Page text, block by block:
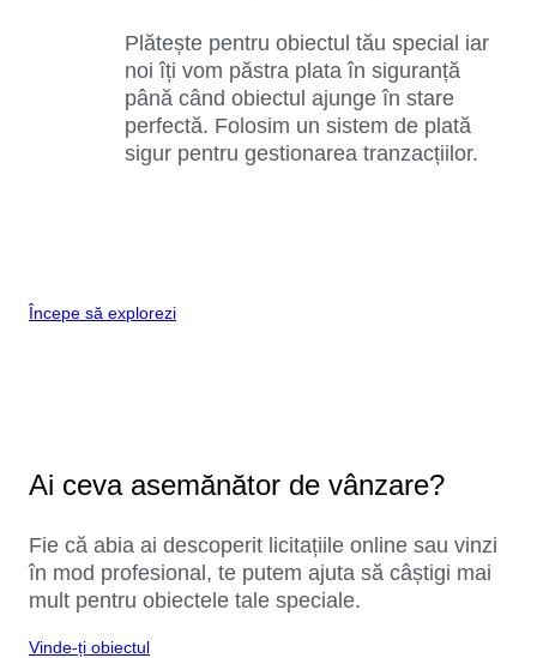
Plătește pentru obiectul tău special iar
noi îți vom păstra plata în siguranță
până când obiectul ajunge în stare
perfectă. Folosim un sistem de plată
sigur pentru gestionarea tranzacțiilor.
Începe să explorezi
Ai ceva asemănător de vânzare?
Fie că abia ai descoperit licitațiile online sau vinzi
în mod profesional, te putem ajuta să câștigi mai
mult pentru obiectele tale speciale.
Vinde-ți obiectul